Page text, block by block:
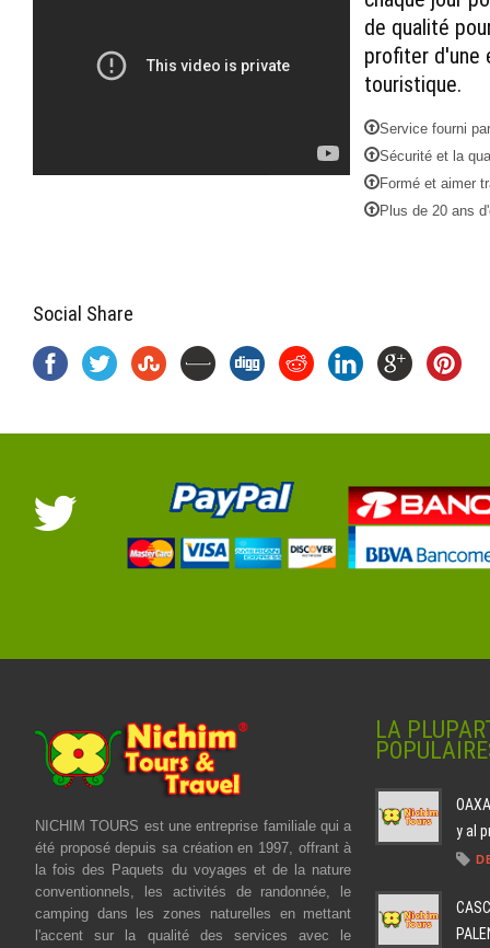
de qualité
profiter d'une
touristique.
Service fourni
Sécurité et la
Formé et aimer
Plus de 20 ans
Social Share
NICHIM TOURS est une entreprise familiale qui a
été proposé depuis sa création en 1997, offrant à
la fois des Paquets du voyages et de la nature
conventionnels, les activités de randonnée, le
camping dans les zones naturelles en mettant
l'accent sur la qualité des services avec le
LA
y al